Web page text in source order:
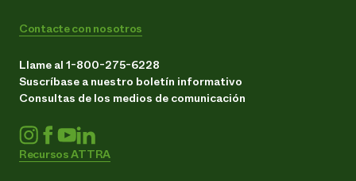
Contacte con nosotros
Llame al 1-800-275-6228
Suscríbase a nuestro boletín informativo
Consultas de los medios de comunicación
Recursos ATTRA